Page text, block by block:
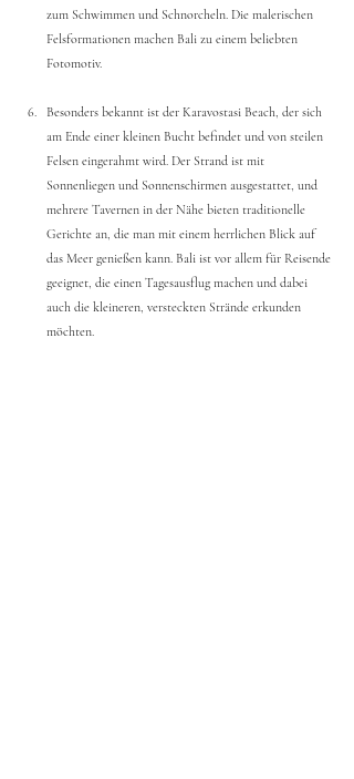
zum Schwimmen und Schnorcheln. Die malerischen
Felsformationen machen Bali zu einem beliebten
Fotomotiv.
Besonders bekannt ist der Karavostasi Beach, der sich
am Ende einer kleinen Bucht befindet und von steilen
Felsen eingerahmt wird. Der Strand ist mit
Sonnenliegen und Sonnenschirmen ausgestattet, und
mehrere Tavernen in der Nähe bieten traditionelle
Gerichte an, die man mit einem herrlichen Blick auf
das Meer genießen kann. Bali ist vor allem für Reisende
geeignet, die einen Tagesausflug machen und dabei
auch die kleineren, versteckten Strände erkunden
möchten.